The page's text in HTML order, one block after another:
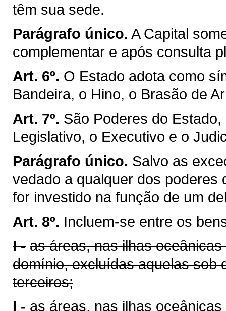
têm sua sede.
Parágrafo único. A Capital
complementar e após consulta
Art. 6º. O Estado adota como
Bandeira, o Hino, o Brasão de
Art. 7º. São Poderes do
Legislativo, o Executivo e o
Parágrafo único. Salvo as
vedado a qualquer dos poderes
for investido na função de um
Art. 8º. Incluem-se entre os
I - as áreas, nas ilhas
domínio, excluídas aquelas sob
terceiros;
I - as áreas, nas ilhas